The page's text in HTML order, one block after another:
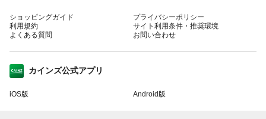
ショッピングガイド
利用規約
よくある質問
プライバシーポリシー
サイト利用条件・推奨環境
お問い合わせ
カインズ公式アプリ
iOS版 Android版